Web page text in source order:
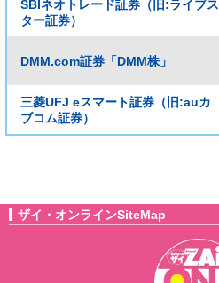
SBIネオトレード証券（旧:ライブス
ター証券）
DMM.com証券「DMM株」
三菱UFJ eスマート証券（旧:auカ
ブコム証券）
ザイ・オンラインSiteMap